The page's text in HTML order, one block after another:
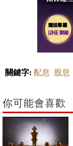
關鍵字: 配息 股息
你可能會喜歡